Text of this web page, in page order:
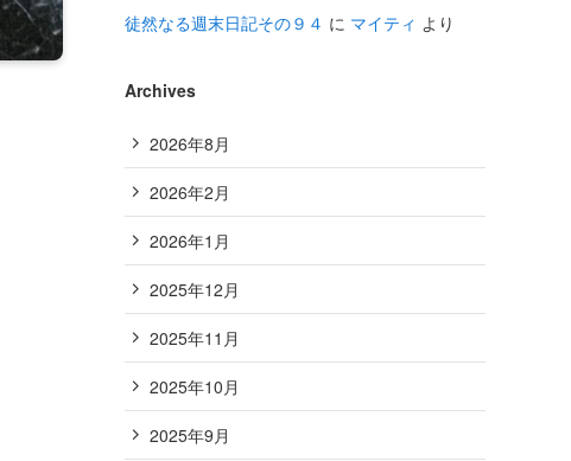
徒然なる週末日記その９４ に マイティ より
Archives
2026年8月
2026年2月
2026年1月
2025年12月
2025年11月
2025年10月
2025年9月